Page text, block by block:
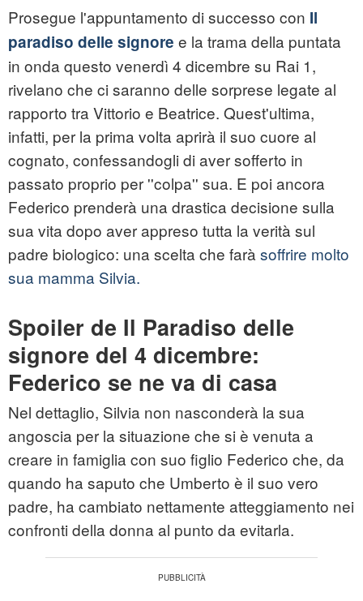
Prosegue l'appuntamento di successo con Il
paradiso delle signore e la trama della puntata
in onda questo venerdì 4 dicembre su Rai 1,
rivelano che ci saranno delle sorprese legate al
rapporto tra Vittorio e Beatrice. Quest'ultima,
infatti, per la prima volta aprirà il suo cuore al
cognato, confessandogli di aver sofferto in
passato proprio per ''colpa'' sua. E poi ancora
Federico prenderà una drastica decisione sulla
sua vita dopo aver appreso tutta la verità sul
padre biologico: una scelta che farà soffrire molto
sua mamma Silvia.
Spoiler de Il Paradiso delle
signore del 4 dicembre:
Federico se ne va di casa
Nel dettaglio, Silvia non nasconderà la sua
angoscia per la situazione che si è venuta a
creare in famiglia con suo figlio Federico che, da
quando ha saputo che Umberto è il suo vero
padre, ha cambiato nettamente atteggiamento nei
confronti della donna al punto da evitarla.